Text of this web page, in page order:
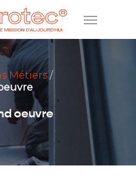
Métiers/
oeuvre